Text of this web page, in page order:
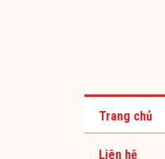
Trang chủ
Liên hệ